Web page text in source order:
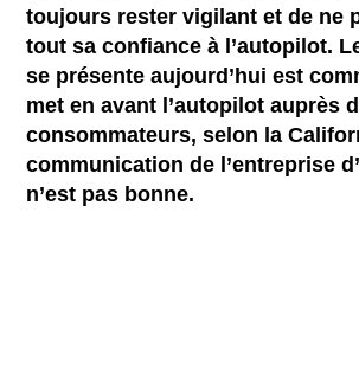
toujours rester vigilant et de ne
tout sa confiance à l’autopilot.
se présente aujourd’hui est
met en avant l’autopilot auprès
consommateurs, selon la
communication de l’entreprise
n’est pas bonne.